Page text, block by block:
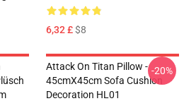
6,32 £$8
Attack On Titan Pillow -
45cmX45cm Sofa Cushion
Decoration HL01
-20%